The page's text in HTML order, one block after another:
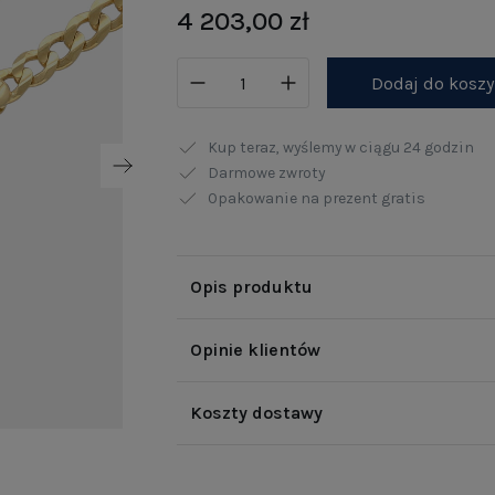
4 203,00 zł
Dodaj do
Kup teraz, wyślemy w ciągu 24 godzin
Darmowe zwroty
Opakowanie na prezent gratis
Opis produktu
Opinie klientów
Koszty dostawy